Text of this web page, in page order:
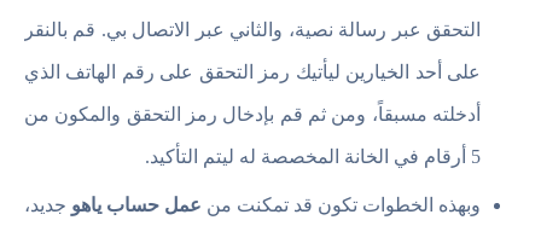
التحقق عبر رسالة نصية، والثاني عبر الاتصال بي. قم بالنقر
على أحد الخيارين ليأتيك رمز التحقق على رقم الهاتف الذي
أدخلته مسبقاً، ومن ثم قم بإدخال رمز التحقق والمكون من
5 أرقام في الخانة المخصصة له ليتم التأكيد.
وبهذه الخطوات تكون قد تمكنت من عمل حساب ياهو جديد،